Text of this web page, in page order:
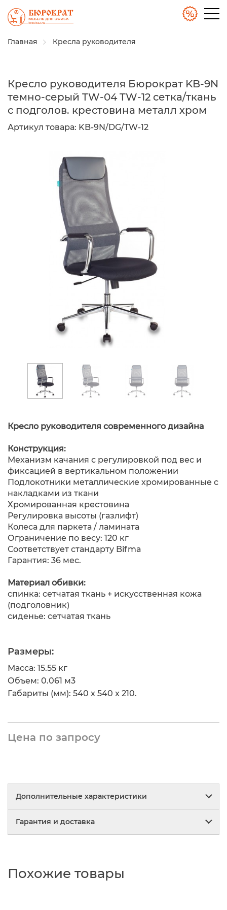
Главная Кресла руководителя
Кресло руководителя Бюрократ KB-9N
темно-серый TW-04 TW-12 сетка/ткань
с подголов. крестовина металл хром
Артикул товара: KB-9N/DG/TW-12
Кресло руководителя современного дизайна
Конструкция:
Механизм качания с регулировкой под вес и
фиксацией в вертикальном положении
Подлокотники металлические хромированные с
накладками из ткани
Хромированная крестовина
Регулировка высоты (газлифт)
Колеса для паркета / ламината
Ограничение по весу: 120 кг
Соответствует стандарту Bifma
Гарантия: 36 мес.
Материал обивки:
спинка: сетчатая ткань + искусственная кожа
(подголовник)
сиденье: сетчатая ткань
Размеры:
Масса: 15.55 кг
Объем: 0.061 м3
Габариты (мм): 540 x 540 x 210.
Цена по запросу
Дополнительные характеристики
PartNumber/Артикул Производителя:
9N/DG/TW-12
Гарантия и доставка
Мы заботимся о своих покупателях,
Похожие товары